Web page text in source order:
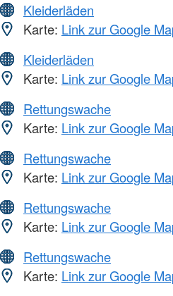
Kleiderläden
Karte: Link zur Google
Kleiderläden
Karte: Link zur Google
Rettungswache
Karte: Link zur Google
Rettungswache
Karte: Link zur Google
Rettungswache
Karte: Link zur Google
Rettungswache
Karte: Link zur Google